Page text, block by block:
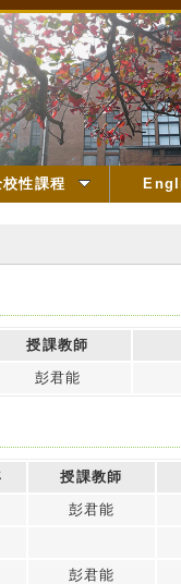
性課程
授課教師
彭君能
授課教師
彭君能
彭君能